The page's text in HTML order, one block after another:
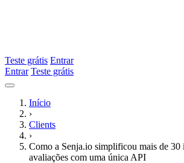
Teste grátis Entrar
Entrar Teste grátis
Início
›
Clients
›
Como a Senja.io simplificou mais de 30
avaliações com uma única API